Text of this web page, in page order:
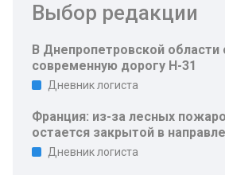
Выбор редакции
В Днепропетровской области
современную дорогу Н-31
Дневник логиста
Франция: из-за лесных
остается закрытой в
Дневник логиста